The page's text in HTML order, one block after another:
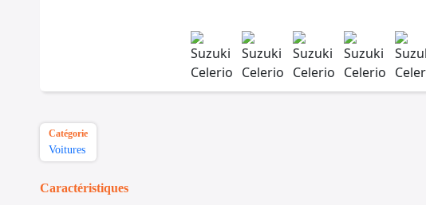
Catégorie
Voitures
Caractéristiques